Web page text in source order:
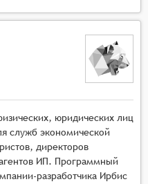
собранных данных,
показателей,
анализ связей и
о выборе
должны
обновление данных о
юридических лиц
служб экономической
директоров
ИП. Программный
разработчика Ирбис